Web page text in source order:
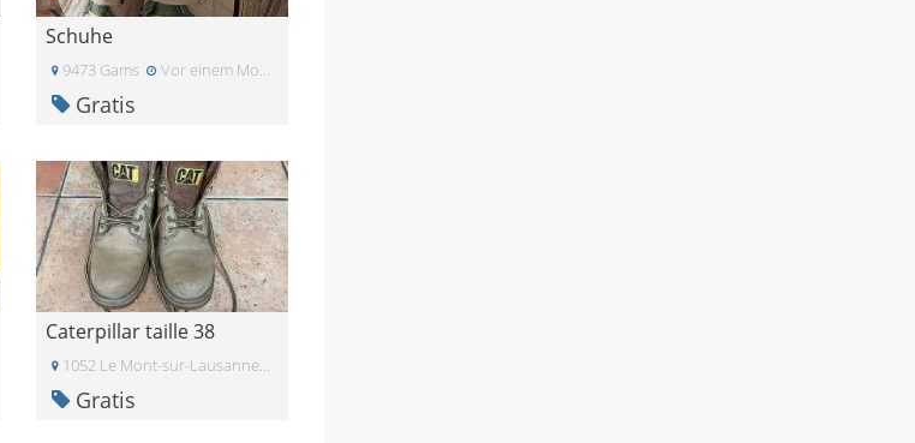
Schuhe
9473 Gams Vor einem Monat
Gratis
Caterpillar taille 38
1052 Le Mont-sur-Lausanne
Gratis